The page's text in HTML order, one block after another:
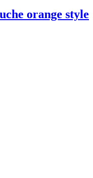
orange style